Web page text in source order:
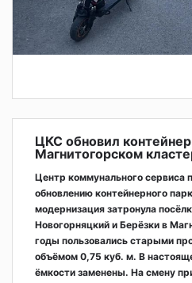
ЦКС обновил
Магнитогорском
Центр коммунального сервиса
обновлению контейнерного
модернизация затронула
Новогорняцкий и Берёзки в
годы пользовались старыми
объёмом 0,75 куб. м. В
ёмкости заменены. На смену